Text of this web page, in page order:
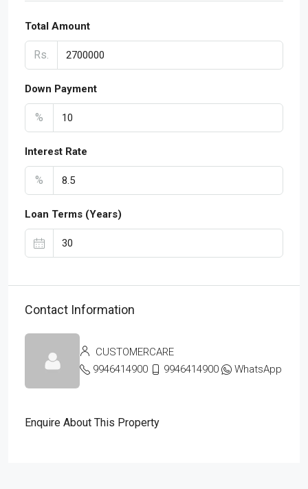
Total Amount
Rs.
Down Payment
%
Interest Rate
%
Loan Terms (Years)
Contact Information
CUSTOMERCARE
9946414900
9946414900 WhatsApp
Enquire About This Property